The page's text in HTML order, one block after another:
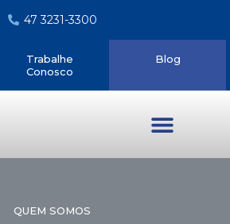
47 3231-3300
Trabalhe
Conosco
Blog
QUEM SOMOS